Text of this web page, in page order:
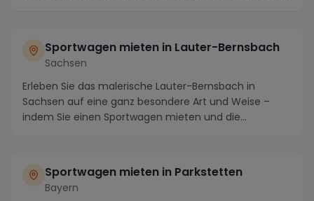
Sportwagen mieten in Lauter-Bernsbach
Sachsen
Erleben Sie das malerische Lauter-Bernsbach in
Sachsen auf eine ganz besondere Art und Weise –
indem Sie einen Sportwagen mieten und die
Sportwagen mieten in Parkstetten
Bayern